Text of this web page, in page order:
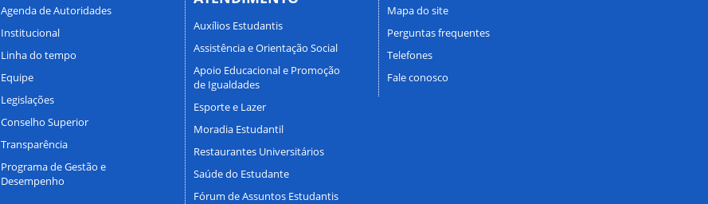
Agenda de Autoridades
Institucional
Linha do tempo
Equipe
Legislações
Conselho Superior
Transparência
Programa de Gestão e
Desempenho
Auxílios Estudantis
Assistência e Orientação Social
Apoio Educacional e Promoção
de Igualdades
Esporte e Lazer
Moradia Estudantil
Restaurantes Universitários
Saúde do Estudante
Fórum de Assuntos Estudantis
Mapa do site
Perguntas frequentes
Telefones
Fale conosco